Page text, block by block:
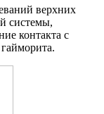
верхних
системы,
контакта с